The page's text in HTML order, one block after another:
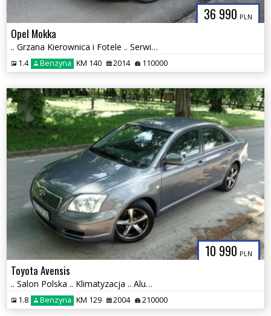
36 990 PLN
Opel Mokka
.. Grzana Kierownica i Fotele .. Serwisowany .. PDC przód i tył .. Hak
1.4 Benzyna KM 140 2014 110000
10 990 PLN
Toyota Avensis
.. Salon Polska .. Klimatyzacja .. Aluminiowe Felgi ..
1.8 Benzyna KM 129 2004 210000